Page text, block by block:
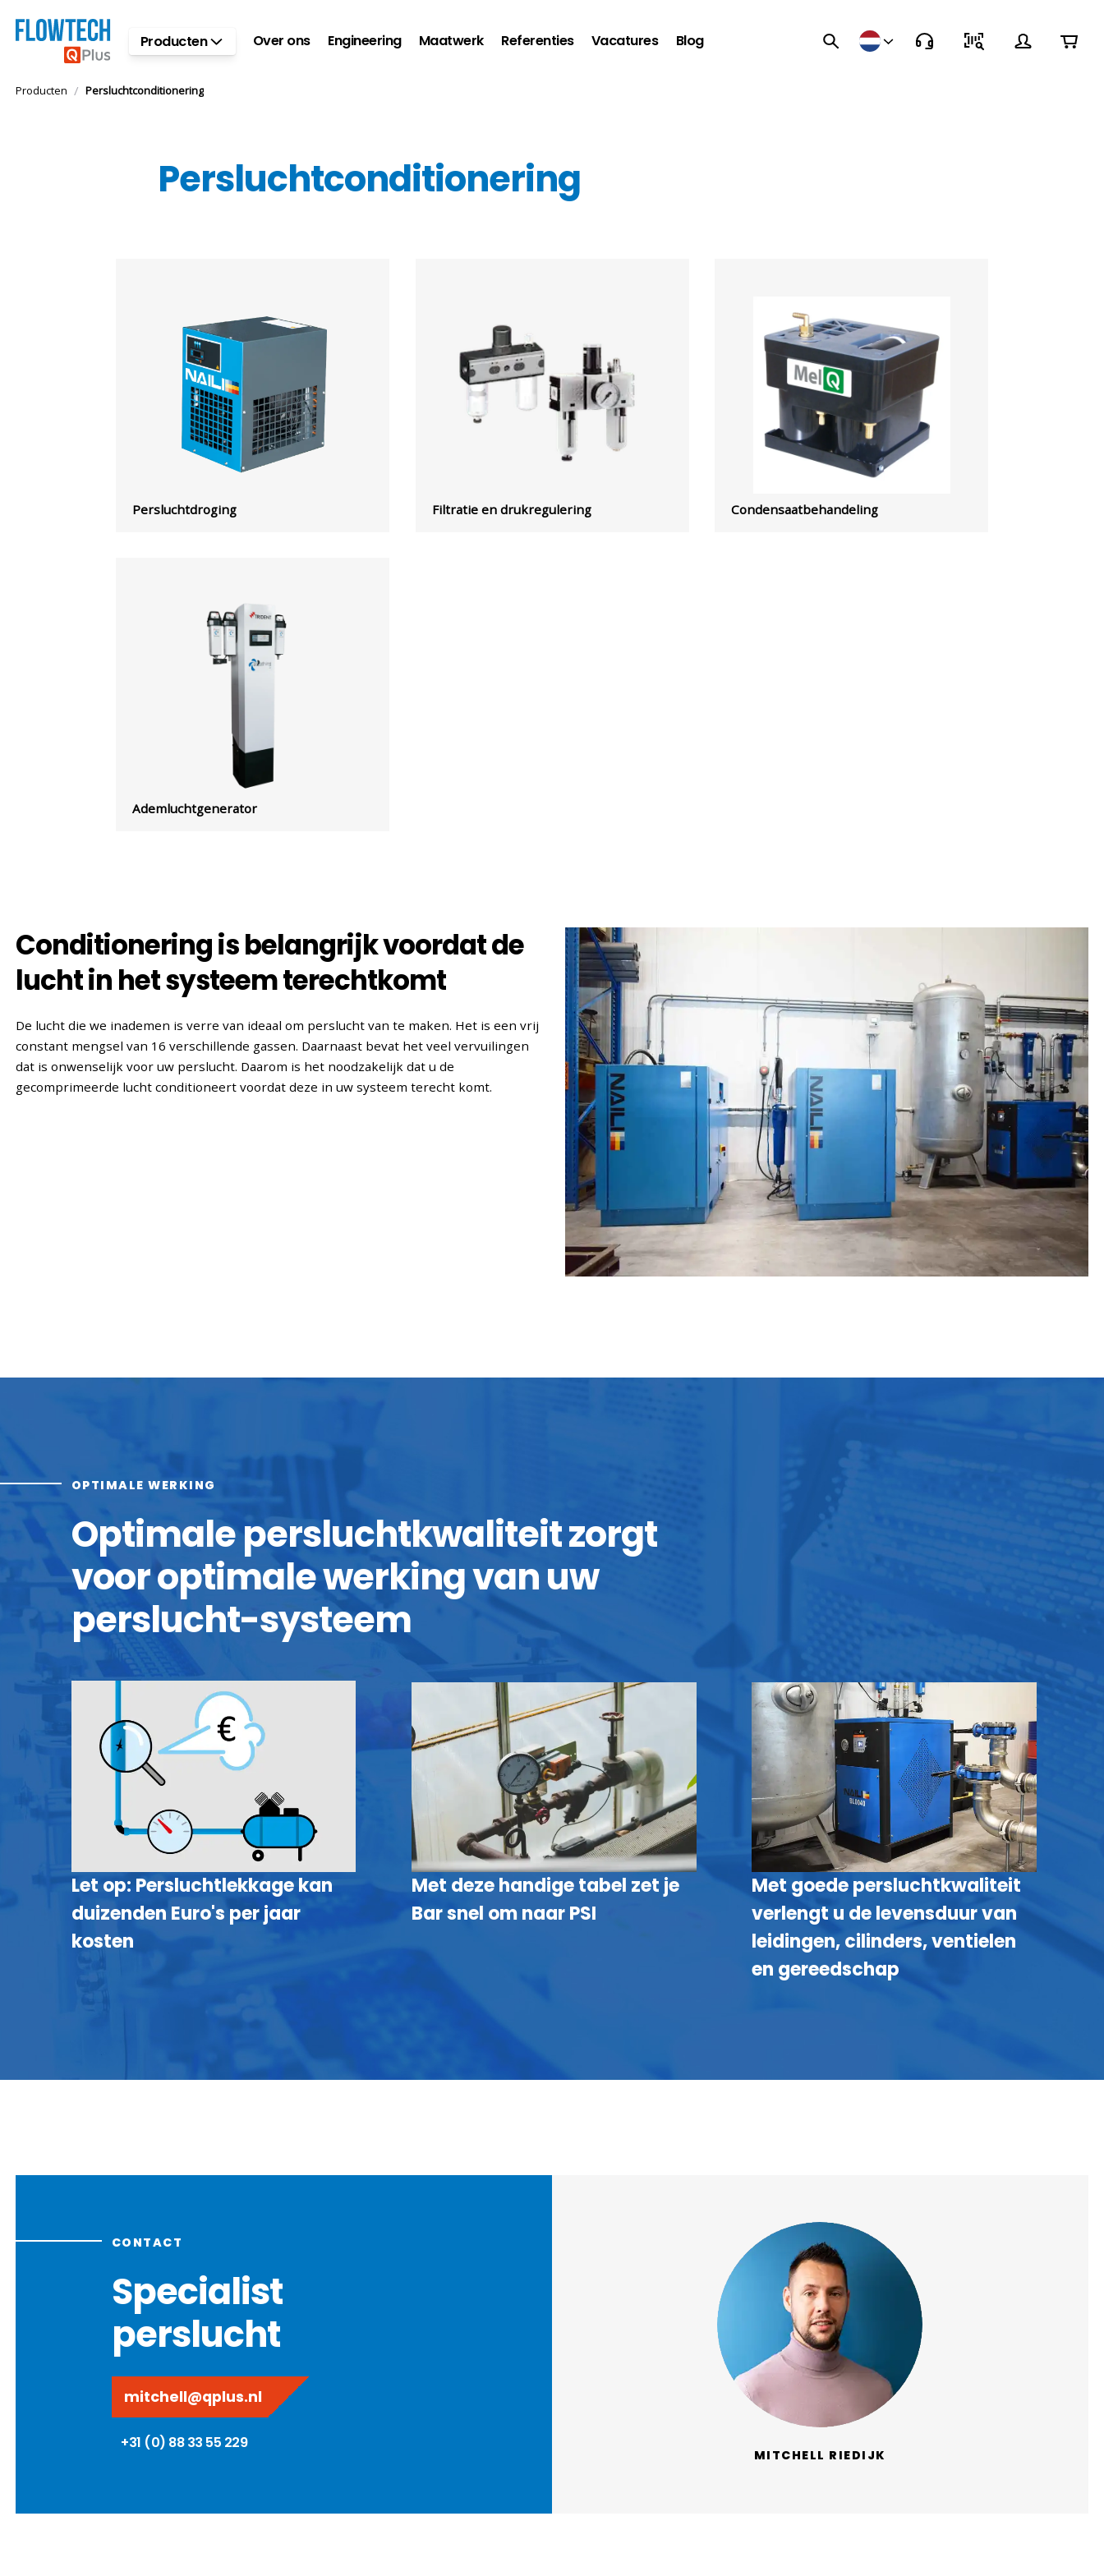
Ga naar hoofdinhoudProducten Over ons Engineering Maatwerk Referenties Vacatures Blog
Producten / Persluchtconditionering
Persluchtconditionering
Persluchtdroging Filtratie en drukregulering Condensaatbehandeling
Ademluchtgenerator
Conditionering is belangrijk voordat de
lucht in het systeem terechtkomt
De lucht die we inademen is verre van ideaal om perslucht van te maken. Het is een vrij
constant mengsel van 16 verschillende gassen. Daarnaast bevat het veel vervuilingen
dat is onwenselijk voor uw perslucht. Daarom is het noodzakelijk dat u de
gecomprimeerde lucht conditioneert voordat deze in uw systeem terecht komt.
OPTIMALE WERKING
Optimale persluchtkwaliteit zorgt
voor optimale werking van uw
perslucht-systeem
Let op: Persluchtlekkage kan
duizenden Euro's per jaar
kosten
Met deze handige tabel zet je
Bar snel om naar PSI
Met goede persluchtkwaliteit
verlengt u de levensduur van
leidingen, cilinders, ventielen
en gereedschap
CONTACT
Specialist
perslucht
mitchell@qplus.nl
+31 (0) 88 33 55 229
MITCHELL RIEDIJK